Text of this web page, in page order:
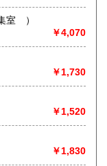
ス編集室 ）
￥4,070
￥1,730
￥1,520
￥1,830